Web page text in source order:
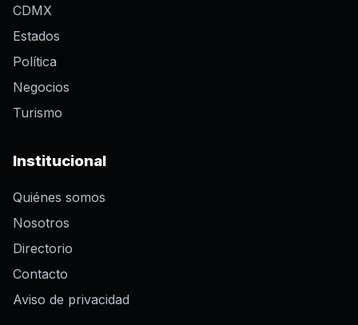
CDMX
Estados
Política
Negocios
Turismo
Institucional
Quiénes somos
Nosotros
Directorio
Contacto
Aviso de privacidad